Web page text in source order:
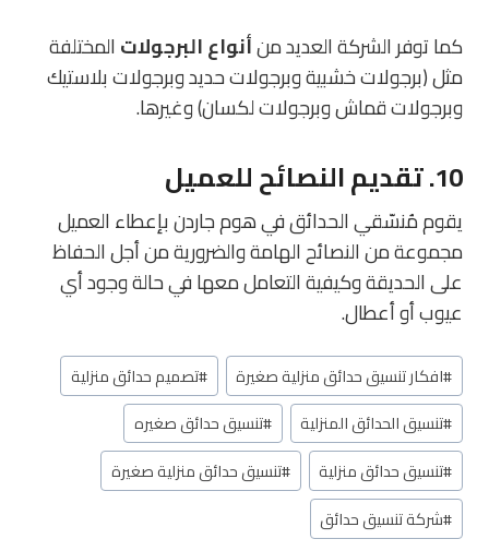
كما توفر الشركة العديد منأنواع البرجولات المختلفة
مثل (برجولات خشبية وبرجولات حديد وبرجولات بلاستيك
وبرجولات قماش وبرجولات لكسان) وغيرها.
10. تقديم النصائح للعميل
يقوم مُنسّقي الحدائق في هوم جاردن بإعطاء العميل
مجموعة من النصائح الهامة والضرورية من أجل الحفاظ
على الحديقة وكيفية التعامل معها في حالة وجود أي
عيوب أو أعطال.
وسوم
المقال:
#افكار تنسيق حدائق منزلية صغيرة #تصميم حدائق منزلية
#تنسيق الحدائق المنزلية #تنسيق حدائق صغيره
#تنسيق حدائق منزلية #تنسيق حدائق منزلية صغيرة
#شركة تنسيق حدائق